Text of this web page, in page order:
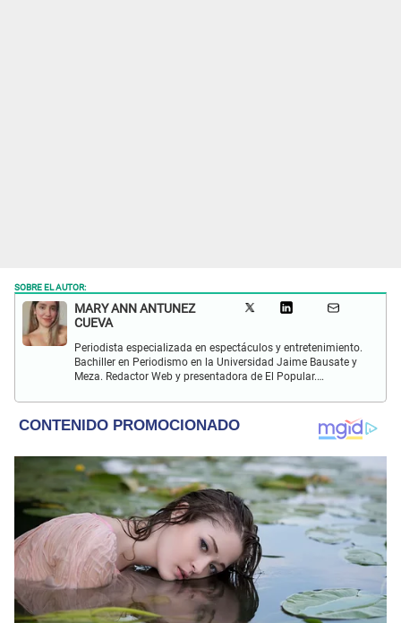
SOBRE EL AUTOR:
MARY ANN ANTUNEZ
CUEVA
Periodista especializada en espectáculos y entretenimiento.
Bachiller en Periodismo en la Universidad Jaime Bausate y
Meza. Redactor Web y presentadora de El Popular.
y espectáculos internacional.